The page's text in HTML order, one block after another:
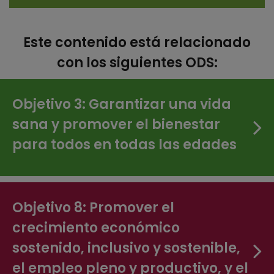
Este contenido está relacionado
con los siguientes ODS:
Objetivo 3: Garantizar una vida
sana y promover el bienestar
para todos en todas las edades
Objetivo 8: Promover el
crecimiento económico
sostenido, inclusivo y sostenible,
el empleo pleno y productivo, y el